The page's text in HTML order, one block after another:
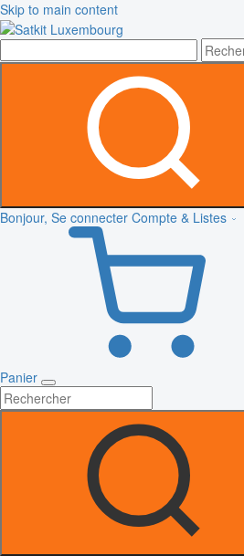
Skip to main content
Bonjour, Se connecter Compte & Listes
Panier